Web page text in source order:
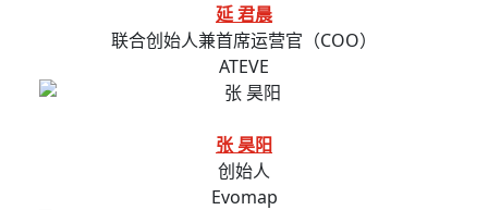
延 君晨
联合创始人兼首席运营官（COO）
ATEVE
张 昊阳
创始人
Evomap